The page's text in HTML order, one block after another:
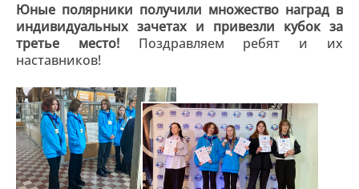
Юные полярники получили множество наград в
индивидуальных зачетах и привезли кубок за
третье место!Поздравляем ребят и их
наставников!